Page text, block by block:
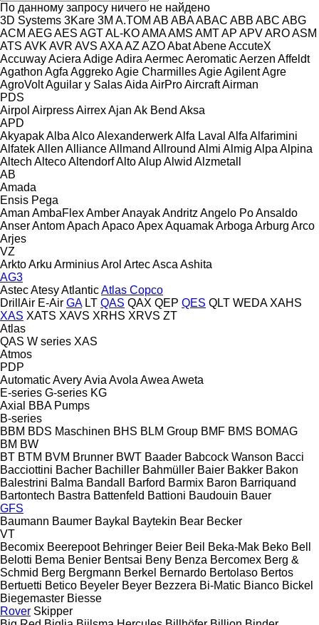
По данному запросу ничего не найдено
3D Systems 3Kare 3M A.TOM AB ABAABAC ABB ABC ABG
ACM AEGAES AGTAL-KOAMAAMS AMTAP APVAROASM
ATS AVK AVR AVS AXAAZ AZOAbatAbeneAccuteX
AccuwayAciera AdigeAdira AermecAeromaticAerzen Affeldt
Agathon Agfa AggrekoAgie CharmillesAgieAgilentAgre
AgroVoltAguilar y SalasAida AirProAircraftAirman
PDS
Airpol AirpressAirrexAjan Ak Bend Aksa
APD
AkyapakAlba AlcoAlexanderwerkAlfa Laval Alfa Alfarimini
AlfatekAllen AllianceAllmand Allround Almi Almig Alpa Alpina
Altech AltecoAltendorfAltoAlupAlwid Alzmetall
AB
Amada
Ensis Pega
Aman AmbaFlexAmberAnayakAndritz Angelo PoAnsaldo
AnserAntomApach ApacoApexAquamakArboga Arburg Arco
Arjes
VZ
ArktoArku ArminiusArol ArtecAsca Ashita
AG3
AstecAtesyAtlanticAtlas Copco
DrillAir E-Air GA LT QAS QAX QEP QES QLT WEDA XAHS
XAS XATS XAVS XRHS XRVS ZT
Atlas
QAS W series XAS
Atmos
PDP
AutomaticAveryAvia Avola Awea Aweta
E-series G-series KG
Axial
BBA Pumps
B-series
BBM BDS Maschinen BHS BLM Group BMF BMS BOMAG
BM BW
BT BTM BVM Brunner BWT Baader Babcock Wanson Bacci
Bacciottini Bacher Bachiller Bahmüller Baier Bakker Bakon
Balestrini Balma Bandall Barford Barmix Baron Barriquand
Bartontech Bastra Battenfeld Battioni Baudouin Bauer
GFS
Baumann Baumer Baykal Baytekin Bear Becker
VT
Becomix Beerepoot Behringer Beier Beil Beka-Mak Beko Bell
Belotti Bema Benier Bentsai Beny Benza Bercomex Berg &
Schmid Berg Bergmann Berkel Bernardo Bertolaso Bertos
Bertuetti Betico Beyeler Beyer Bezzera Bi-Matic Bianco Bickel
Biegemaster Biesse
Rover Skipper